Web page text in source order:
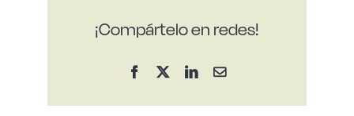
¡Compártelo en redes!
Facebook
X LinkedInCorreo